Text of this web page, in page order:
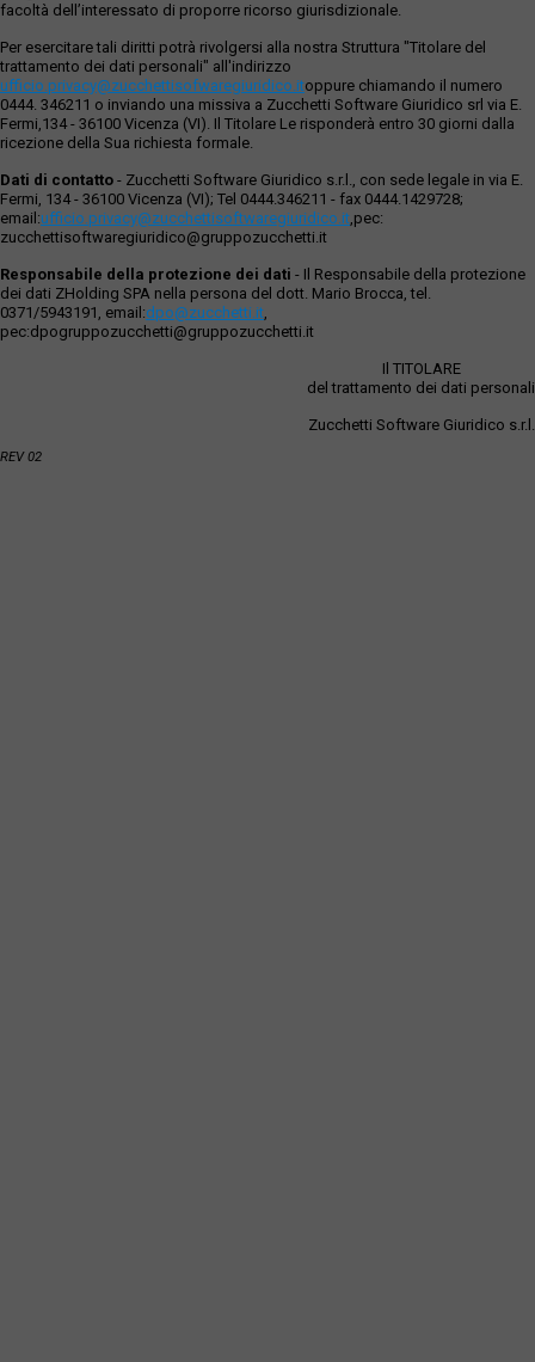
facoltà dell’interessato di proporre ricorso giurisdizionale.
Per esercitare tali diritti potrà rivolgersi alla nostra Struttura "Titolare del
trattamento dei dati personali" all'indirizzo
ufficio.privacy@zucchettisofwaregiuridico.itoppure chiamando il numero
0444. 346211 o inviando una missiva a Zucchetti Software Giuridico srl via E.
Fermi,134 - 36100 Vicenza (VI). Il Titolare Le risponderà entro 30 giorni dalla
ricezione della Sua richiesta formale.
Dati di contatto - Zucchetti Software Giuridico s.r.l., con sede legale in via E.
Fermi, 134 - 36100 Vicenza (VI); Tel 0444.346211 - fax 0444.1429728;
email:ufficio.privacy@zucchettisoftwaregiuridico.it,pec:
zucchettisoftwaregiuridico@gruppozucchetti.it
Responsabile della protezione dei dati - Il Responsabile della protezione
dei dati ZHolding SPA nella persona del dott. Mario Brocca, tel.
0371/5943191, email:dpo@zucchetti.it,
pec:dpogruppozucchetti@gruppozucchetti.it
Il TITOLARE
del trattamento dei dati personali
Zucchetti Software Giuridico s.r.l.
REV 02